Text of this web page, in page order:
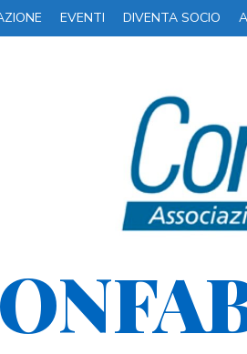
EVENTI DIVENTA SOCIO